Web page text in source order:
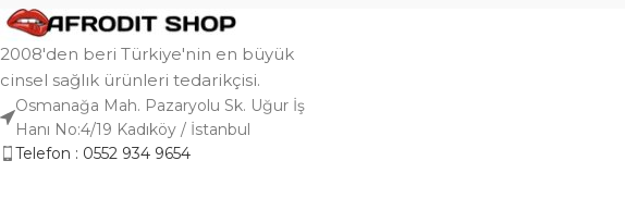
2008'den beri Türkiye'nin en büyük
cinsel sağlık ürünleri tedarikçisi.
Osmanağa Mah. Pazaryolu Sk. Uğur İş
Hanı No:4/19 Kadıköy / İstanbul
Telefon : 0552 934 9654